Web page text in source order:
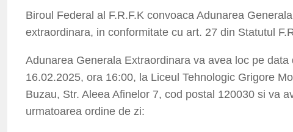
Biroul Federal al F.R.F.K convoaca Adunarea Generala
extraordinara, in conformitate cu art. 27 din Statutul
Adunarea Generala Extraordinara va avea loc pe data
16.02.2025, ora 16:00, la Liceul Tehnologic Grigore
Buzau, Str. Aleea Afinelor 7, cod postal 120030 si va
urmatoarea ordine de zi: